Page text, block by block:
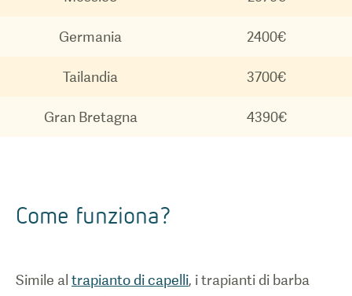
Germania 2400€
Tailandia 3700€
Gran Bretagna 4390€
Come funziona?
Simile al trapianto di capelli, i trapianti di barba